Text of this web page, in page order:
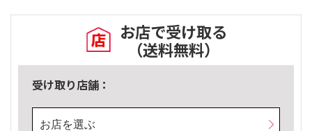
お店で受け取る
（送料無料）
受け取り店舗：
お店を選ぶ